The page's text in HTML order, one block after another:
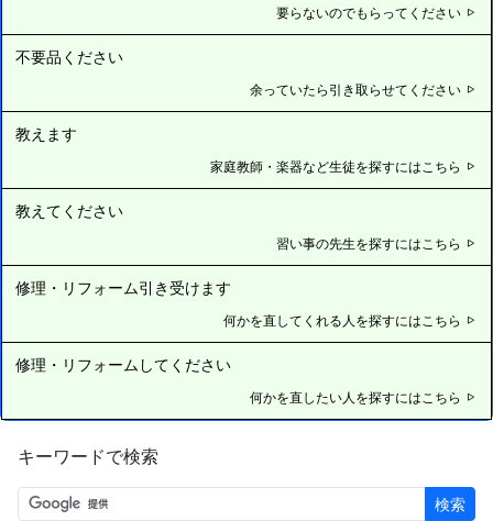
要らないのでもらってください
不要品ください
余っていたら引き取らせてください
教えます
家庭教師・楽器など生徒を探すにはこちら
教えてください
習い事の先生を探すにはこちら
修理・リフォーム引き受けます
何かを直してくれる人を探すにはこちら
修理・リフォームしてください
何かを直したい人を探すにはこちら
キーワードで検索
検索